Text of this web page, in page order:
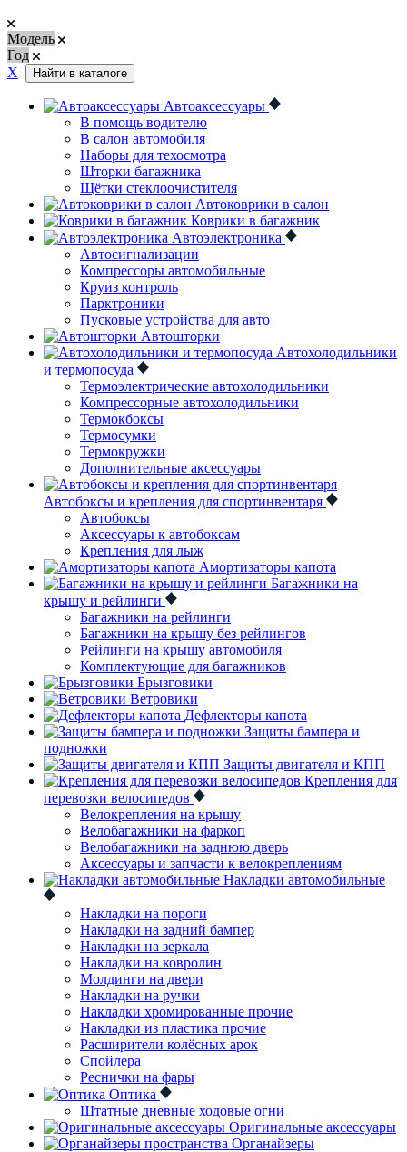
Модель
Год
Х
Найти в каталоге
Автоаксессуары
В помощь водителю
В салон автомобиля
Наборы для техосмотра
Шторки багажника
Щётки стеклоочистителя
Автоковрики в салон
Коврики в багажник
Автоэлектроника
Автосигнализации
Компрессоры автомобильные
Круиз контроль
Парктроники
Пусковые устройства для авто
Автошторки
Автохолодильники
и термопосуда
Термоэлектрические автохолодильники
Компрессорные автохолодильники
Термокбоксы
Термосумки
Термокружки
Дополнительные аксессуары
Автобоксы и крепления для спортинвентаря
Автобоксы
Аксессуары к автобоксам
Крепления для лыж
Амортизаторы капота
Багажники на
крышу и рейлинги
Багажники на рейлинги
Багажники на крышу без рейлингов
Рейлинги на крышу автомобиля
Комплектующие для багажников
Брызговики
Ветровики
Дефлекторы капота
Защиты бампера и
подножки
Защиты двигателя и КПП
Крепления для
перевозки велосипедов
Велокрепления на крышу
Велобагажники на фаркоп
Велобагажники на заднюю дверь
Аксессуары и запчасти к велокреплениям
Накладки автомобильные
Накладки на пороги
Накладки на задний бампер
Накладки на зеркала
Накладки на ковролин
Молдинги на двери
Накладки на ручки
Накладки хромированные прочие
Накладки из пластика прочие
Расширители колёсных арок
Спойлера
Реснички на фары
Оптика
Штатные дневные ходовые огни
Оригинальные аксессуары
Органайзеры